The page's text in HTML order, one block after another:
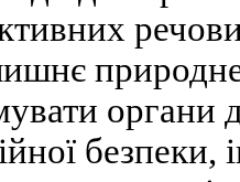
органи